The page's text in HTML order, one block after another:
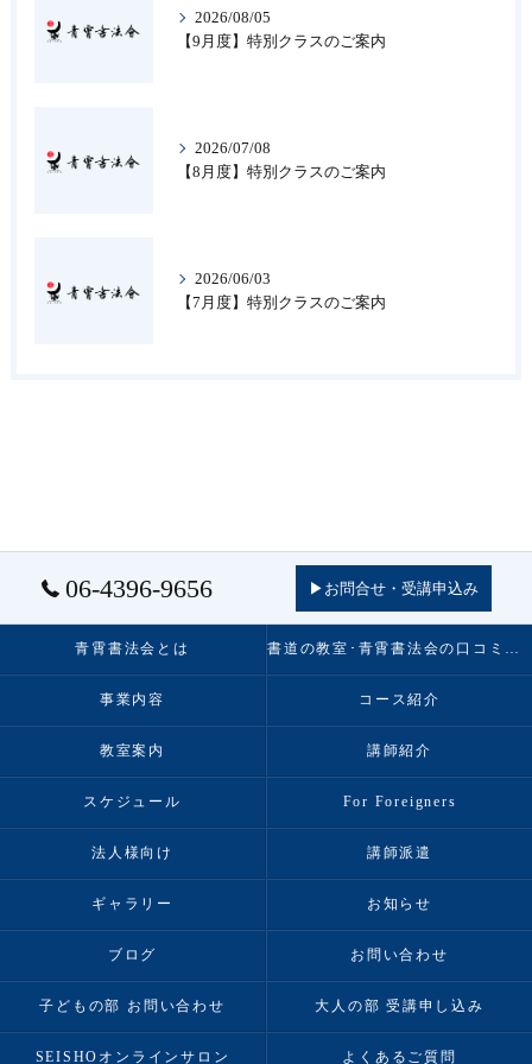
2026/08/05
【9月度】特別クラスのご案内
2026/07/08
【8月度】特別クラスのご案内
2026/06/03
【7月度】特別クラスのご案内
06-4396-9656 ▶お問合せ・受講申込み
青霄書法会とは 書道の教室･青霄書法会の口コミ情報
事業内容 コース紹介
教室案内 講師紹介
スケジュール For Foreigners
法人様向け 講師派遣
ギャラリー お知らせ
ブログ お問い合わせ
子どもの部 お問い合わせ 大人の部 受講申し込み
SEISHOオンラインサロン よくあるご質問